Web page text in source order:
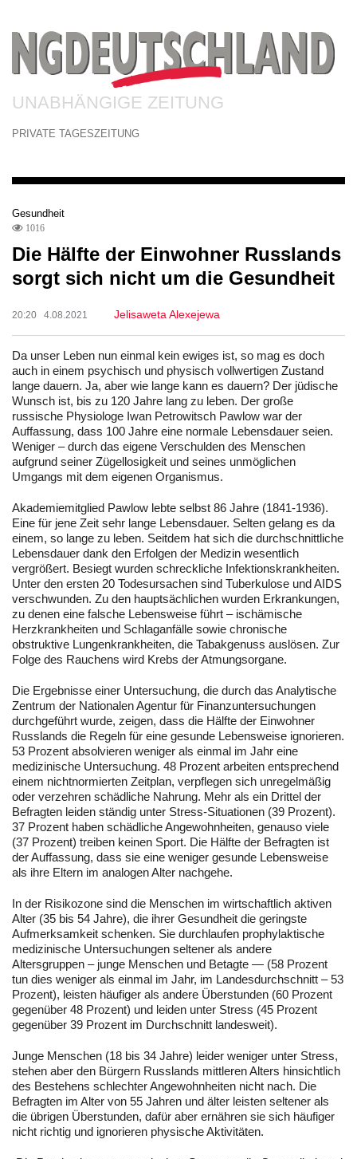
UNABHÄNGIGE ZEITUNG
PRIVATE TAGESZEITUNG
Gesundheit
1016
Die Hälfte der Einwohner Russlands
sorgt sich nicht um die Gesundheit
20:20 4.08.2021 Jelisaweta Alexejewa
Da unser Leben nun einmal kein ewiges ist, so mag es doch
auch in einem psychisch und physisch vollwertigen Zustand
lange dauern. Ja, aber wie lange kann es dauern? Der jüdische
Wunsch ist, bis zu 120 Jahre lang zu leben. Der große
russische Physiologe Iwan Petrowitsch Pawlow war der
Auffassung, dass 100 Jahre eine normale Lebensdauer seien.
Weniger – durch das eigene Verschulden des Menschen
aufgrund seiner Zügellosigkeit und seines unmöglichen
Umgangs mit dem eigenen Organismus.
Akademiemitglied Pawlow lebte selbst 86 Jahre (1841-1936).
Eine für jene Zeit sehr lange Lebensdauer. Selten gelang es da
einem, so lange zu leben. Seitdem hat sich die durchschnittliche
Lebensdauer dank den Erfolgen der Medizin wesentlich
vergrößert. Besiegt wurden schreckliche Infektionskrankheiten.
Unter den ersten 20 Todesursachen sind Tuberkulose und AIDS
verschwunden. Zu den hauptsächlichen wurden Erkrankungen,
zu denen eine falsche Lebensweise führt – ischämische
Herzkrankheiten und Schlaganfälle sowie chronische
obstruktive Lungenkrankheiten, die Tabakgenuss auslösen. Zur
Folge des Rauchens wird Krebs der Atmungsorgane.
Die Ergebnisse einer Untersuchung, die durch das Analytische
Zentrum der Nationalen Agentur für Finanzuntersuchungen
durchgeführt wurde, zeigen, dass die Hälfte der Einwohner
Russlands die Regeln für eine gesunde Lebensweise ignorieren.
53 Prozent absolvieren weniger als einmal im Jahr eine
medizinische Untersuchung. 48 Prozent arbeiten entsprechend
einem nichtnormierten Zeitplan, verpflegen sich unregelmäßig
oder verzehren schädliche Nahrung. Mehr als ein Drittel der
Befragten leiden ständig unter Stress-Situationen (39 Prozent).
37 Prozent haben schädliche Angewohnheiten, genauso viele
(37 Prozent) treiben keinen Sport. Die Hälfte der Befragten ist
der Auffassung, dass sie eine weniger gesunde Lebensweise
als ihre Eltern im analogen Alter nachgehe.
In der Risikozone sind die Menschen im wirtschaftlich aktiven
Alter (35 bis 54 Jahre), die ihrer Gesundheit die geringste
Aufmerksamkeit schenken. Sie durchlaufen prophylaktische
medizinische Untersuchungen seltener als andere
Altersgruppen – junge Menschen und Betagte — (58 Prozent
tun dies weniger als einmal im Jahr, im Landesdurchschnitt – 53
Prozent), leisten häufiger als andere Überstunden (60 Prozent
gegenüber 48 Prozent) und leiden unter Stress (45 Prozent
gegenüber 39 Prozent im Durchschnitt landesweit).
Junge Menschen (18 bis 34 Jahre) leider weniger unter Stress,
stehen aber den Bürgern Russlands mittleren Alters hinsichtlich
des Bestehens schlechter Angewohnheiten nicht nach. Die
Befragten im Alter von 55 Jahren und älter leisten seltener als
die übrigen Überstunden, dafür aber ernähren sie sich häufiger
nicht richtig und ignorieren physische Aktivitäten.